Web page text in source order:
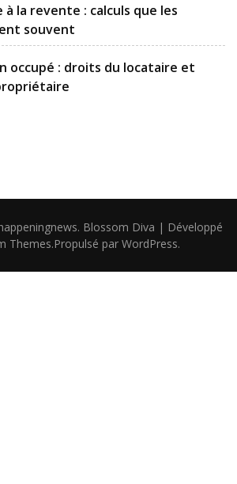
à la revente : calculs que les
souvent
occupé : droits du locataire et
. Blossom Diva | Développé
Themes.Propulsé par WordPress.